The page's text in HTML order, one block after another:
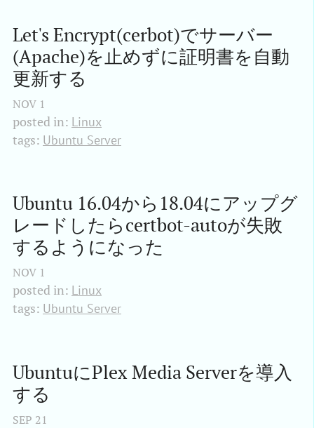
Let's Encrypt(cerbot)でサーバー
(Apache)を止めずに証明書を自動
更新する
NOV 1
posted in: Linux
tags: Ubuntu Server
Ubuntu 16.04から18.04にアップグ
レードしたらcertbot-autoが失敗
するようになった
NOV 1
posted in: Linux
tags: Ubuntu Server
UbuntuにPlex Media Serverを導入
する
SEP 21